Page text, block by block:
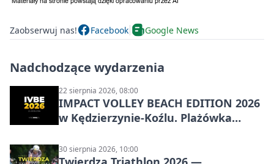
Zaobserwuj nas! Facebook Google News
Nadchodzące wydarzenia
22 sierpnia 2026, 08:00
IMPACT VOLLEY BEACH EDITION 2026
w Kędzierzynie-Koźlu. Plażówka
30 sierpnia 2026, 10:00